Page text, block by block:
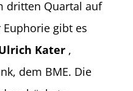
dritten Quartal auf
gibt es
Kater ,
dem BME. Die